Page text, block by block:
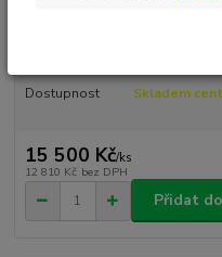
Dostupnost Skladem
15 500 Kč/ks
12 810 Kč bez DPH
Přidat